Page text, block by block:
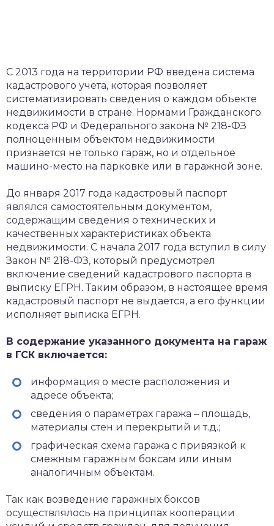
​С 2013 года на территории РФ введена система
кадастрового учета, которая позволяет
систематизировать сведения о каждом объекте
недвижимости в стране. Нормами Гражданского
кодекса РФ и Федерального закона № 218-ФЗ
полноценным объектом недвижимости
признается не только гараж, но и отдельное
машино-место на парковке или в гаражной зоне.
До января 2017 года кадастровый паспорт
являлся самостоятельным документом,
содержащим сведения о технических и
качественных характеристиках объекта
недвижимости. С начала 2017 года вступил в силу
Закон № 218-ФЗ, который предусмотрел
включение сведений кадастрового паспорта в
выписку ЕГРН. Таким образом, в настоящее время
кадастровый паспорт не выдается, а его функции
исполняет выписка ЕГРН.
В содержание указанного документа на гараж
в ГСК включается:
информация о месте расположения и
адресе объекта;
сведения о параметрах гаража – площадь,
материалы стен и перекрытий и т.д.;
графическая схема гаража с привязкой к
смежным гаражным боксам или иным
аналогичным объектам.
Так как возведение гаражных боксов
осуществлялось на принципах кооперации